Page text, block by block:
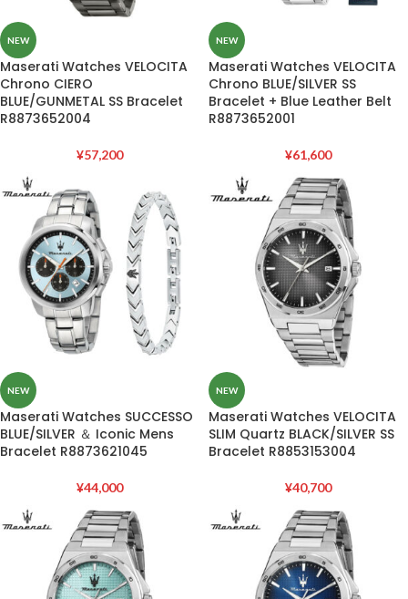
NEW
Maserati Watches VELOCITA
Chrono CIERO
BLUE/GUNMETAL SS Bracelet
R8873652004
¥57,200
NEW
Maserati Watches VELOCITA
Chrono BLUE/SILVER SS
Bracelet + Blue Leather Belt
R8873652001
¥61,600
NEW
Maserati Watches SUCCESSO
BLUE/SILVER ＆ Iconic Mens
Bracelet R8873621045
¥44,000
NEW
Maserati Watches VELOCITA
SLIM Quartz BLACK/SILVER SS
Bracelet R8853153004
¥40,700